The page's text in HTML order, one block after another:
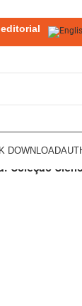
editorial
DOWNLOAD
Coleção